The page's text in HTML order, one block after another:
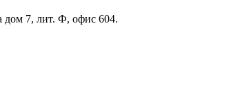
дом 7, лит. Ф, офис 604.